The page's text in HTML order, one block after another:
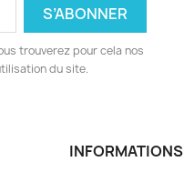
trouverez pour cela nos
du site.
INFORMATIONS